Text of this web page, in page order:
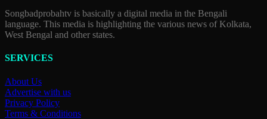
Songbadprobahtv is basically a digital media in the Bengali
language. This media is highlighting the various news of Kolkata,
West Bengal and other states.
SERVICES
About Us
Advertise with us
Privacy Policy
Terms & Conditions